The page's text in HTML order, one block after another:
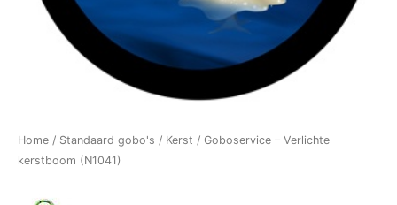
Home / Standaard gobo's / Kerst / Goboservice – Verlichte
kerstboom (N1041)